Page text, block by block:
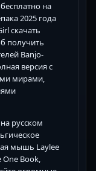
на
2025 года
скачать
получить
Banjo-
версия с
мирами,
русском
мышь Laylee
Book,